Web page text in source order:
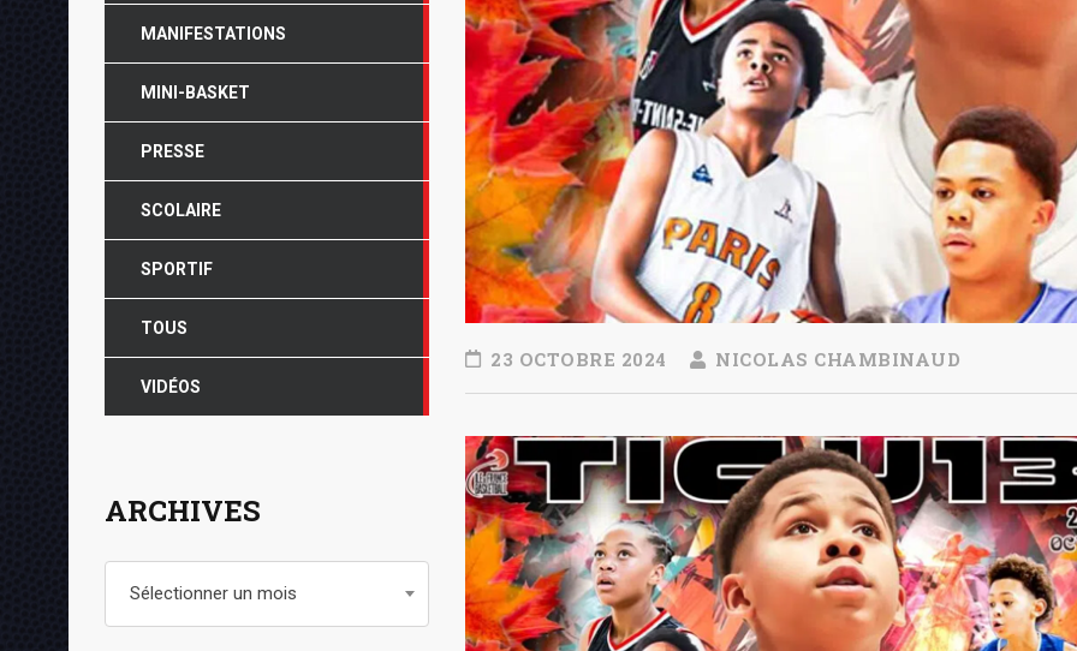
23 OCTOBRE 2024 NICOLAS CHAMBINAUD
MANIFESTATIONS
MINI-BASKET
PRESSE
SCOLAIRE
SPORTIF
TOUS
VIDÉOS
ARCHIVES
Sélectionner un mois